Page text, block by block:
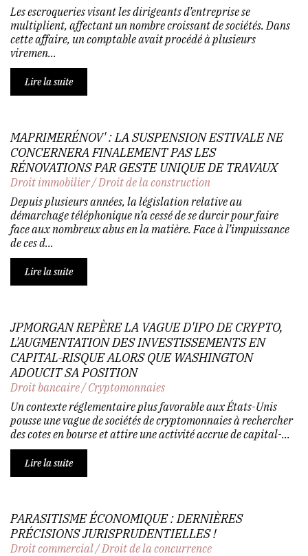
Les escroqueries visant les dirigeants d’entreprise se
multiplient, affectant un nombre croissant de sociétés. Dans
cette affaire, un comptable avait procédé à plusieurs
viremen...
Lire la suite
MAPRIMERÉNOV' : LA SUSPENSION ESTIVALE NE
CONCERNERA FINALEMENT PAS LES
RÉNOVATIONS PAR GESTE UNIQUE DE TRAVAUX
Droit immobilier/Droit de la construction
Depuis plusieurs années, la législation relative au
démarchage téléphonique n’a cessé de se durcir pour faire
face aux nombreux abus en la matière. Face à l’impuissance
de ces d...
Lire la suite
JPMORGAN REPÈRE LA VAGUE D'IPO DE CRYPTO,
L'AUGMENTATION DES INVESTISSEMENTS EN
CAPITAL-RISQUE ALORS QUE WASHINGTON
ADOUCIT SA POSITION
Droit bancaire/Cryptomonnaies
Un contexte réglementaire plus favorable aux États-Unis
pousse une vague de sociétés de cryptomonnaies à rechercher
des cotes en bourse et attire une activité accrue de capital-...
Lire la suite
PARASITISME ÉCONOMIQUE : DERNIÈRES
PRÉCISIONS JURISPRUDENTIELLES !
Droit commercial/Droit de la concurrence